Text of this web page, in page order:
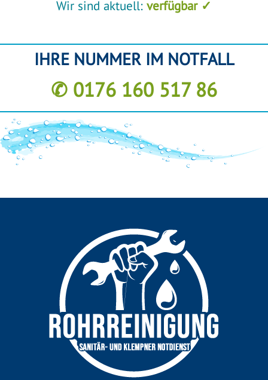
Wir sind aktuell: verfügbar ✓
IHRE NUMMER IM NOTFALL
✆ 0176 160 517 86